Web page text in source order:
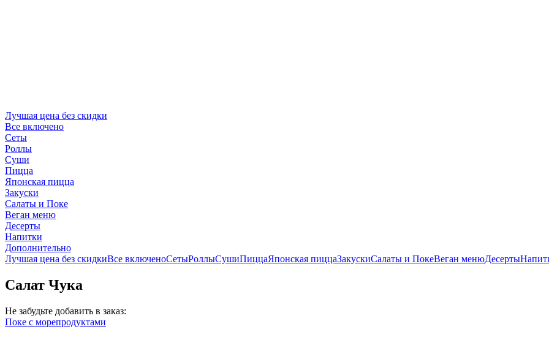
Лучшая цена без скидки
Все включено
Сеты
Роллы
Суши
Пицца
Японская пицца
Закуски
Салаты и Поке
Веган меню
Десерты
Напитки
Дополнительно
Лучшая цена без скидкиВсе включеноСетыРоллыСушиПиццаЯпонская пиццаЗакускиСалаты и ПокеВеган менюДесерты
Салат Чука
Не забудьте добавить в заказ:
Поке с морепродуктами